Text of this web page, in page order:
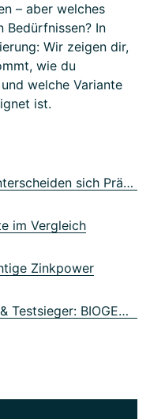
– aber welches
Bedürfnissen? In
Wir zeigen dir,
wie du
welche Variante
ist.
01 Bestes Zink erkennen: So unterscheiden sich Präparate
im Vergleich
Zinkpower
04 Unser bestes Zink-Produkt & Testsieger: BIOGENA DreiSalz® Zink